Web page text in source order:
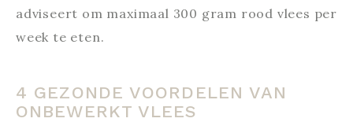
adviseert om maximaal 300 gram rood vlees per
week te eten.
4 GEZONDE VOORDELEN VAN
ONBEWERKT VLEES